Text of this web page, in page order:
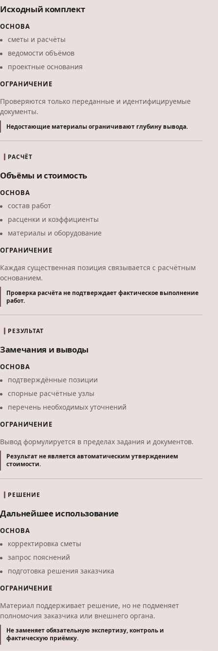
Исходный комплект
ОСНОВА
сметы и расчёты
ведомости объёмов
проектные основания
ОГРАНИЧЕНИЕ
Проверяются только переданные и идентифицируемые
документы.
Недостающие материалы ограничивают глубину вывода.
РАСЧЁТ
Объёмы и стоимость
ОСНОВА
состав работ
расценки и коэффициенты
материалы и оборудование
ОГРАНИЧЕНИЕ
Каждая существенная позиция связывается с расчётным
основанием.
Проверка расчёта не подтверждает фактическое выполнение
работ.
РЕЗУЛЬТАТ
Замечания и выводы
ОСНОВА
подтверждённые позиции
спорные расчётные узлы
перечень необходимых уточнений
ОГРАНИЧЕНИЕ
Вывод формулируется в пределах задания и документов.
Результат не является автоматическим утверждением
стоимости.
РЕШЕНИЕ
Дальнейшее использование
ОСНОВА
корректировка сметы
запрос пояснений
подготовка решения заказчика
ОГРАНИЧЕНИЕ
Материал поддерживает решение, но не подменяет
полномочия заказчика или внешнего органа.
Не заменяет обязательную экспертизу, контроль и
фактическую приёмку.